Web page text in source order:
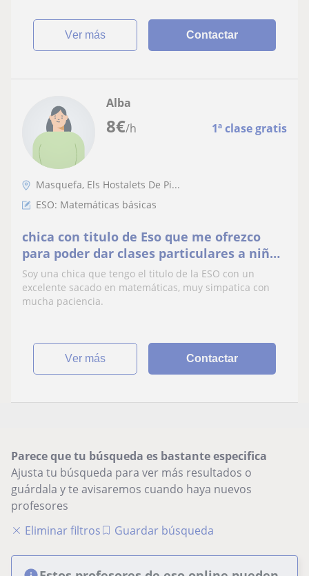
ver más Contactar
8€/h 1ª clase gratis
Alba
Masquefa, Els Hostalets De Pi...
ESO: Matemáticas básicas
chica con titulo de Eso que me ofrezco
para poder dar clases particulares a niños
de todas las edades hasta 4 de la ESO
Soy una chica que tengo el titulo de la ESO con un
excelente sacado en matemáticas, muy simpatica con
mucha paciencia.
ver más Contactar
Parece que tu búsqueda es bastante especifica
Ajusta tu búsqueda para ver más resultados o
guárdala y te avisaremos cuando haya nuevos
profesores
Eliminar filtros
Guardar búsqueda